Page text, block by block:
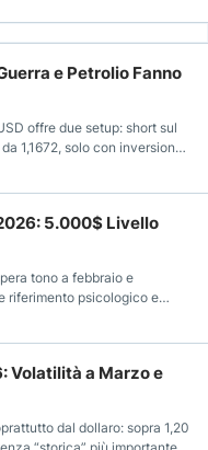
e Petrolio Fanno
offre due setup: short sul
1,1672, solo con inversione
5.000$ Livello
tono a febbraio e
riferimento psicologico e
Volatilità a Marzo e
dal dollaro: sopra 1,20